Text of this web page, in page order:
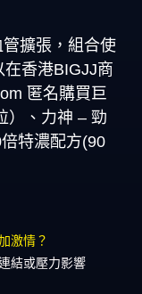
擴張，組合使
香港BIGJJ商
匿名購買巨
）、力神 – 勁
特濃配方(90
激情？
結或壓力影響